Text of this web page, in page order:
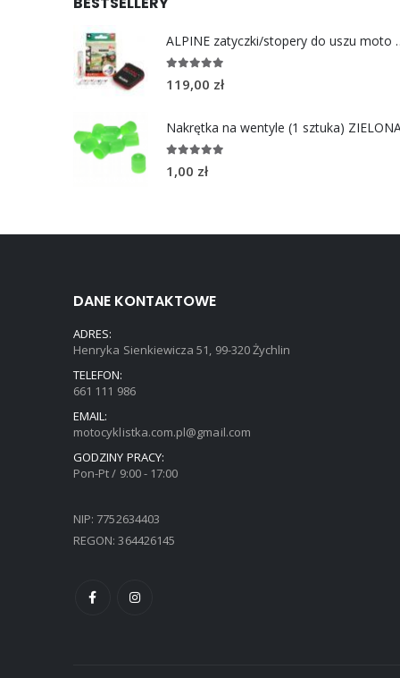
ALPINE
out of 5
119,00 zł
Nakrętka na wentyle (1 sztuka)
out of 5
1,00 zł
DANE KONTAKTOWE
ADRES:
Henryka Sienkiewicza 51, 99-320 Żychlin
TELEFON:
661 111 986
EMAIL:
motocyklistka.com.pl@gmail.com
GODZINY PRACY:
Pon-Pt / 9:00 - 17:00
NIP: 7752634403
REGON: 364426145